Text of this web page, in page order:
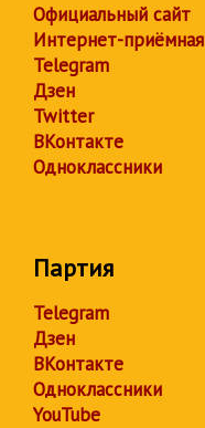
Официальный сайт
Интернет-приёмная
Telegram
Дзен
Twitter
ВКонтакте
Одноклассники
Партия
Telegram
Дзен
ВКонтакте
Одноклассники
YouTube